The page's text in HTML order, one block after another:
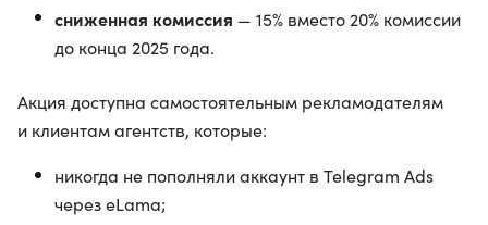
сниженная комиссия — 15% вместо 20% комиссии
до конца 2025 года.
Акция доступна самостоятельным рекламодателям
и клиентам агентств, которые:
никогда не пополняли аккаунт в Telegram Ads
через eLama;